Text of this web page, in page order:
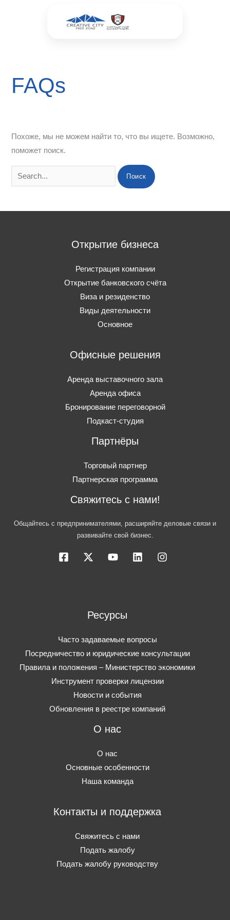
FAQs
Похоже, мы не можем найти то, что вы ищете. Возможно,
поможет поиск.
Открытие бизнеса
Регистрация компании
Открытие банковского счёта
Виза и резиденство
Виды деятельности
Основное
Офисные решения
Аренда выставочного зала
Аренда офиса
Бронирование переговорной
Подкаст-студия
Партнёры
Торговый партнер
Партнерская программа
Свяжитесь с нами!
Общайтесь с предпринимателями, расширяйте деловые связи и
развивайте свой бизнес.
Ресурсы
Часто задаваемые вопросы
Посредничество и юридические консультации
Правила и положения – Министерство экономики
Инструмент проверки лицензии
Новости и события
Обновления в реестре компаний
О нас
О нас
Основные особенности
Наша команда
Контакты и поддержка
Свяжитесь с нами
Подать жалобу
Подать жалобу руководству